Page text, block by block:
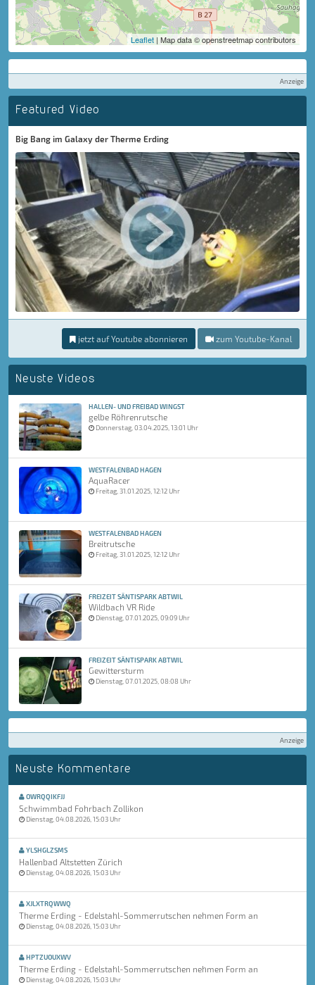
Leaflet | Map data © openstreetmap contributors
Anzeige
Featured Video
Big Bang im Galaxy der Therme Erding
jetzt auf Youtube abonnieren zum Youtube-Kanal
Neuste Videos
HALLEN- UND FREIBAD WINGST
gelbe Röhrenrutsche
Donnerstag, 03.04.2025, 13:01 Uhr
WESTFALENBAD HAGEN
AquaRacer
Freitag, 31.01.2025, 12:12 Uhr
WESTFALENBAD HAGEN
Breitrutsche
Freitag, 31.01.2025, 12:12 Uhr
FREIZEIT SÄNTISPARK ABTWIL
Wildbach VR Ride
Dienstag, 07.01.2025, 09:09 Uhr
FREIZEIT SÄNTISPARK ABTWIL
Gewittersturm
Dienstag, 07.01.2025, 08:08 Uhr
Anzeige
Neuste Kommentare
OWRQQIKFJJ
Schwimmbad Fohrbach Zollikon
Dienstag, 04.08.2026, 15:03 Uhr
YLSHGLZSMS
Hallenbad Altstetten Zürich
Dienstag, 04.08.2026, 15:03 Uhr
XJLXTRQWWQ
Therme Erding - Edelstahl-Sommerrutschen nehmen Form an
Dienstag, 04.08.2026, 15:03 Uhr
HPTZUOUXWV
Therme Erding - Edelstahl-Sommerrutschen nehmen Form an
Dienstag, 04.08.2026, 15:03 Uhr